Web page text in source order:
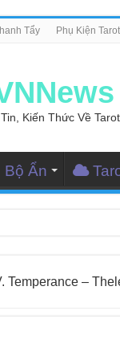
Tẩy Phụ Kiện
Kiến Thức Về Tarot
Bộ Ẩn
Linh
Temperance –